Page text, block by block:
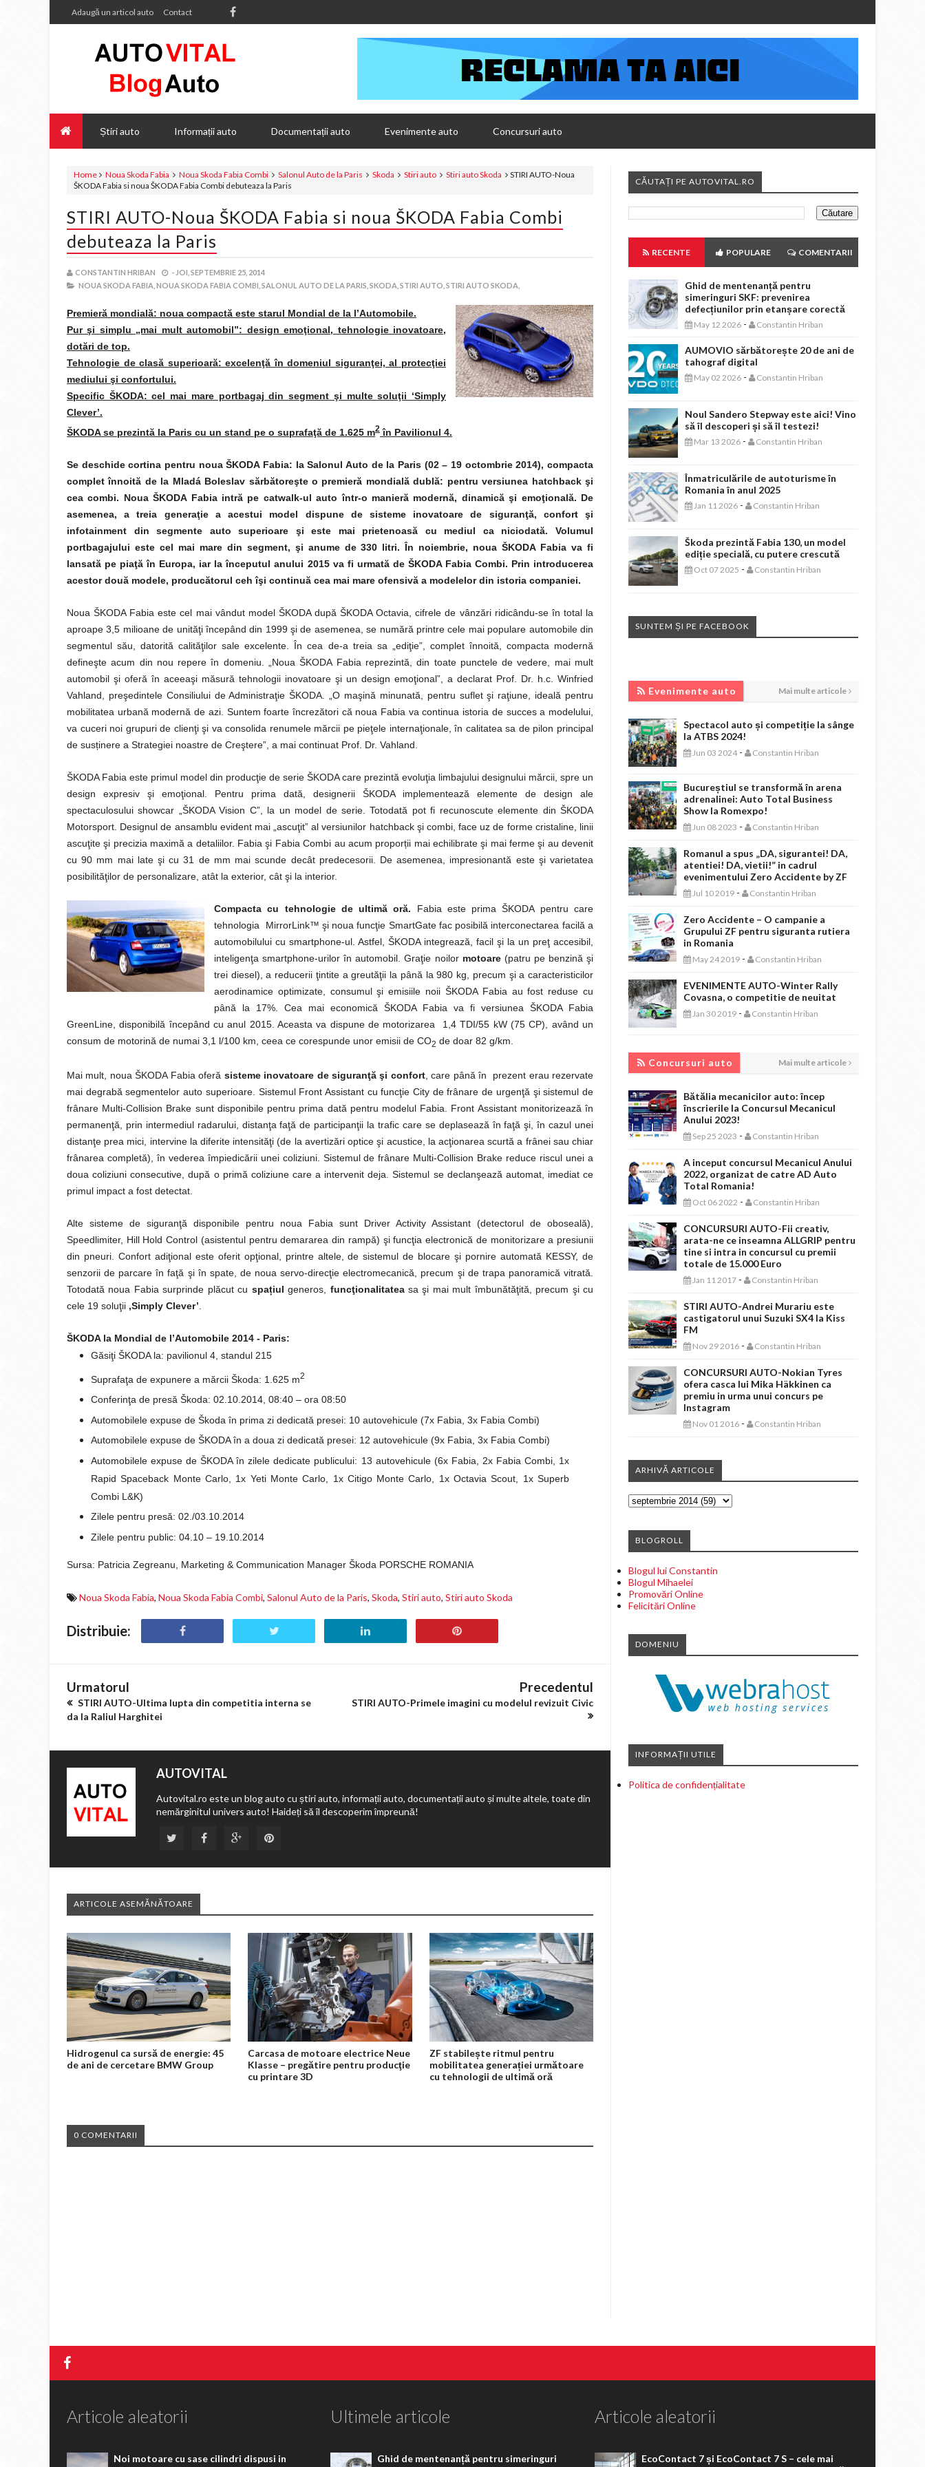
Adaugă un articol auto Contact
Știri auto Informații auto Documentații auto Evenimente auto Concursuri auto
Home Noua Skoda Fabia Noua Skoda Fabia Combi Salonul Auto de la Paris Skoda Stiri auto Stiri auto Skoda
STIRI AUTO-Noua
ŠKODA Fabia si noua ŠKODA Fabia Combi debuteaza la Paris
STIRI AUTO-Noua ŠKODA Fabia si noua ŠKODA Fabia Combi
debuteaza la Paris
CONSTANTIN HRIBAN - JOI, SEPTEMBRIE 25, 2014
NOUA SKODA FABIA, NOUA SKODA FABIA COMBI, SALONUL AUTO DE LA PARIS, SKODA, STIRI AUTO, STIRI AUTO SKODA,
Premieră mondială: noua compactă este starul Mondial de la l’Automobile.
Pur şi simplu „mai mult automobil”: design emoţional, tehnologie inovatoare,
dotări de top.
Tehnologie de clasă superioară: excelenţă în domeniul siguranţei, al protecţiei
mediului şi confortului.
Specific ŠKODA: cel mai mare portbagaj din segment şi multe soluţii ‘Simply
Clever’.
ŠKODA se prezintă la Paris cu un stand pe o suprafaţă de 1.625 m2 în Pavilionul 4.
Se deschide cortina pentru noua ŠKODA Fabia: la Salonul Auto de la Paris (02 – 19 octombrie 2014), compacta
complet înnoită de la Mladá Boleslav sărbătoreşte o premieră mondială dublă: pentru versiunea hatchback şi
cea combi. Noua ŠKODA Fabia intră pe catwalk-ul auto într-o manieră modernă, dinamică şi emoţională. De
asemenea, a treia generaţie a acestui model dispune de sisteme inovatoare de siguranţă, confort şi
infotainment din segmente auto superioare şi este mai prietenoasă cu mediul ca niciodată. Volumul
portbagajului este cel mai mare din segment, şi anume de 330 litri. În noiembrie, noua ŠKODA Fabia va fi
lansată pe piaţă în Europa, iar la începutul anului 2015 va fi urmată de ŠKODA Fabia Combi. Prin introducerea
acestor două modele, producătorul ceh îşi continuă cea mai mare ofensivă a modelelor din istoria companiei.
Noua ŠKODA Fabia este cel mai vândut model ŠKODA după ŠKODA Octavia, cifrele de vânzări ridicându-se în total la
aproape 3,5 milioane de unităţi începând din 1999 şi de asemenea, se numără printre cele mai populare automobile din
segmentul său, datorită calităţilor sale excelente. În cea de-a treia sa „ediţie”, complet înnoită, compacta modernă
defineşte acum din nou repere în domeniu. „Noua ŠKODA Fabia reprezintă, din toate punctele de vedere, mai mult
automobil şi oferă în aceeaşi măsură tehnologii inovatoare şi un design emoţional”, a declarat Prof. Dr. h.c. Winfried
Vahland, preşedintele Consiliului de Administraţie ŠKODA. „O maşină minunată, pentru suflet şi raţiune, ideală pentru
mobilitatea urbană modernă de azi. Suntem foarte încrezători că noua Fabia va continua istoria de succes a modelului,
va cuceri noi grupuri de clienţi şi va consolida renumele mărcii pe pieţele internaţionale, în calitatea sa de pilon principal
de susținere a Strategiei noastre de Creştere”, a mai continuat Prof. Dr. Vahland.
ŠKODA Fabia este primul model din producţie de serie ŠKODA care prezintă evoluţia limbajului designului mărcii, spre un
design expresiv şi emoţional. Pentru prima dată, designerii ŠKODA implementează elemente de design ale
spectaculosului showcar „ŠKODA Vision C”, la un model de serie. Totodată pot fi recunoscute elemente din ŠKODA
Motorsport. Designul de ansamblu evident mai „ascuţit” al versiunilor hatchback şi combi, face uz de forme cristaline, linii
ascuţite şi precizia maximă a detaliilor. Fabia şi Fabia Combi au acum proporții mai echilibrate şi mai ferme şi au devenit
cu 90 mm mai late şi cu 31 de mm mai scunde decât predecesorii. De asemenea, impresionantă este şi varietatea
posibilităţilor de personalizare, atât la exterior, cât şi la interior.
Compacta cu tehnologie de ultimă oră. Fabia este prima ŠKODA pentru care
tehnologia MirrorLink™ şi noua funcţie SmartGate fac posibilă interconectarea facilă a
automobilului cu smartphone-ul. Astfel, ŠKODA integrează, facil şi la un preţ accesibil,
inteligenţa smartphone-urilor în automobil. Graţie noilor motoare(patru pe benzină şi
trei diesel), a reducerii ţintite a greutăţii la până la 980 kg, precum şi a caracteristicilor
aerodinamice optimizate, consumul şi emisiile noii ŠKODA Fabia au fost reduse cu
până la 17%. Cea mai economică ŠKODA Fabia va fi versiunea ŠKODA Fabia
GreenLine, disponibilă începând cu anul 2015. Aceasta va dispune de motorizarea 1,4 TDI/55 kW (75 CP), având un
consum de motorină de numai 3,1 l/100 km, ceea ce corespunde unor emisii de CO2 de doar 82 g/km.
Mai mult, noua ŠKODA Fabia oferă sisteme inovatoare de siguranţă şi confort, care până în prezent erau rezervate
mai degrabă segmentelor auto superioare. Sistemul Front Assistant cu funcţie City de frânare de urgenţă şi sistemul de
frânare Multi-Collision Brake sunt disponibile pentru prima dată pentru modelul Fabia. Front Assistant monitorizează în
permanenţă, prin intermediul radarului, distanţa faţă de participanţii la trafic care se deplasează în faţă şi, în cazul unei
distanţe prea mici, intervine la diferite intensităţi (de la avertizări optice şi acustice, la acţionarea scurtă a frânei sau chiar
frânarea completă), în vederea împiedicării unei coliziuni. Sistemul de frânare Multi-Collision Brake reduce riscul unei a
doua coliziuni consecutive, după o primă coliziune care a intervenit deja. Sistemul se declanşează automat, imediat ce
primul impact a fost detectat.
Alte sisteme de siguranţă disponibile pentru noua Fabia sunt Driver Activity Assistant (detectorul de oboseală),
Speedlimiter, Hill Hold Control (asistentul pentru demararea din rampă) şi funcţia electronică de monitorizare a presiunii
din pneuri. Confort adiţional este oferit opţional, printre altele, de sistemul de blocare şi pornire automată KESSY, de
senzorii de parcare în faţă şi în spate, de noua servo-direcţie electromecanică, precum şi de trapa panoramică vitrată.
Totodată noua Fabia surprinde plăcut cu spațiulgeneros, funcţionalitatea sa şi mai mult îmbunătăţită, precum şi cu
cele 19 soluţii ‚Simply Clever’.
ŠKODA la Mondial de l’Automobile 2014 - Paris:
Găsiţi ŠKODAla: pavilionul 4, standul 215
Suprafaţa de expunere a mărcii Škoda: 1.625 m2
Conferinţa de presă Škoda: 02.10.2014, 08:40 – ora 08:50
Automobilele expuse de Škoda în prima zi dedicată presei: 10 autovehicule (7x Fabia, 3x Fabia Combi)
Automobilele expuse de ŠKODA în a doua zi dedicată presei: 12 autovehicule (9x Fabia, 3x Fabia Combi)
Automobilele expuse de ŠKODA în zilele dedicate publicului: 13 autovehicule (6x Fabia, 2x Fabia Combi, 1x
Rapid Spaceback Monte Carlo, 1x Yeti Monte Carlo, 1x Citigo Monte Carlo, 1x Octavia Scout, 1x Superb
Combi L&K)
Zilele pentru presă: 02./03.10.2014
Zilele pentru public: 04.10 – 19.10.2014
Sursa: Patricia Zegreanu, Marketing & Communication Manager Škoda PORSCHE ROMANIA
Noua Skoda Fabia, Noua Skoda Fabia Combi, Salonul Auto de la Paris, Skoda, Stiri auto, Stiri auto Skoda
Distribuie:
Urmatorul
STIRI AUTO-Ultima lupta din competitia interna se
da la Raliul Harghitei
Precedentul
STIRI AUTO-Primele imagini cu modelul revizuit Civic
AUTOVITAL
Autovital.ro este un blog auto cu știri auto, informații auto, documentații auto și multe altele, toate din
nemărginitul univers auto! Haideți să îl descoperim împreună!
ARTICOLE ASEMĂNĂTOARE
Hidrogenul ca sursă de energie: 45
de ani de cercetare BMW Group
Carcasa de motoare electrice Neue
Klasse – pregătire pentru producţie
cu printare 3D
ZF stabilește ritmul pentru
mobilitatea generației următoare
cu tehnologii de ultimă oră
0 COMENTARII
CĂUTAȚI PE AUTOVITAL.RO
RECENTE POPULARE COMENTARII
Ghid de mentenanță pentru
simeringuri SKF: prevenirea
defecțiunilor prin etanșare corectă
May 12 2026 - Constantin Hriban
AUMOVIO sărbătorește 20 de ani de
tahograf digital
May 02 2026 - Constantin Hriban
Noul Sandero Stepway este aici! Vino
să îl descoperi și să îl testezi!
Mar 13 2026 - Constantin Hriban
Înmatriculările de autoturisme în
Romania în anul 2025
Jan 11 2026 - Constantin Hriban
Škoda prezintă Fabia 130, un model
ediție specială, cu putere crescută
Oct 07 2025 - Constantin Hriban
SUNTEM ȘI PE FACEBOOK
Evenimente auto Mai multe articole
Spectacol auto și competiție la sânge
la ATBS 2024!
Jun 03 2024 - Constantin Hriban
Bucureștiul se transformă în arena
adrenalinei: Auto Total Business
Show la Romexpo!
Jun 08 2023 - Constantin Hriban
Romanul a spus „DA, sigurantei! DA,
atentiei! DA, vietii!” in cadrul
evenimentului Zero Accidente by ZF
Jul 10 2019 - Constantin Hriban
Zero Accidente – O campanie a
Grupului ZF pentru siguranta rutiera
in Romania
May 24 2019 - Constantin Hriban
EVENIMENTE AUTO-Winter Rally
Covasna, o competitie de neuitat
Jan 30 2019 - Constantin Hriban
Concursuri auto Mai multe articole
Bătălia mecanicilor auto: încep
înscrierile la Concursul Mecanicul
Anului 2023!
Sep 25 2023 - Constantin Hriban
A inceput concursul Mecanicul Anului
2022, organizat de catre AD Auto
Total Romania!
Oct 06 2022 - Constantin Hriban
CONCURSURI AUTO-Fii creativ,
arata-ne ce inseamna ALLGRIP pentru
tine si intra in concursul cu premii
totale de 15.000 Euro
Jan 11 2017 - Constantin Hriban
STIRI AUTO-Andrei Murariu este
castigatorul unui Suzuki SX4 la Kiss
FM
Nov 29 2016 - Constantin Hriban
CONCURSURI AUTO-Nokian Tyres
ofera casca lui Mika Häkkinen ca
premiu in urma unui concurs pe
Instagram
Nov 01 2016 - Constantin Hriban
ARHIVĂ ARTICOLE
BLOGROLL
Blogul lui Constantin
Blogul Mihaelei
Promovări Online
Felicitări Online
DOMENIU
INFORMAȚII UTILE
Politica de confidențialitate
Articole aleatorii
Noi motoare cu sase cilindri dispusi in
Ultimele articole
Ghid de mentenanță pentru simeringuri
Articole aleatorii
EcoContact 7 și EcoContact 7 S – cele mai